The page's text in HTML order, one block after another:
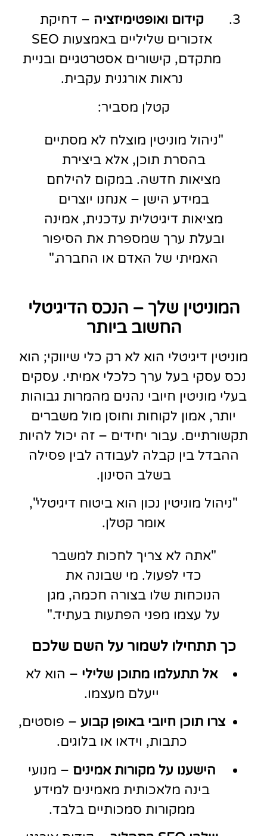
קידום ואופטימיזציה – דחיקת
אזכורים שליליים באמצעות SEO
מתקדם, קישורים אסטרטגיים ובניית
נראות אורגנית עקבית.
קטלן מסביר:
"ניהול מוניטין מוצלח לא מסתיים
בהסרת תוכן, אלא ביצירת
מציאות חדשה. במקום להילחם
במידע הישן – אנחנו יוצרים
מציאות דיגיטלית עדכנית, אמינה
ובעלת ערך שמספרת את הסיפור
האמיתי של האדם או החברה."
המוניטין שלך – הנכס הדיגיטלי
החשוב ביותר
מוניטין דיגיטלי הוא לא רק כלי שיווקי; הוא
נכס עסקי בעל ערך כלכלי אמיתי. עסקים
בעלי מוניטין חיובי נהנים מהמרות גבוהות
יותר, אמון לקוחות וחוסן מול משברים
תקשורתיים. עבור יחידים – זה יכול להיות
ההבדל בין קבלה לעבודה לבין פסילה
בשלב הסינון.
"ניהול מוניטין נכון הוא ביטוח דיגיטלי",
אומר קטלן.
"אתה לא צריך לחכות למשבר
כדי לפעול. מי שבונה את
הנוכחות שלו בצורה חכמה, מגן
על עצמו מפני הפתעות בעתיד."
כך תתחילו לשמור על השם שלכם
אל תתעלמו מתוכן שלילי – הוא לא
ייעלם מעצמו.
צרו תוכן חיובי באופן קבוע – פוסטים,
כתבות, וידאו או בלוגים.
הישענו על מקורות אמינים – מנועי
בינה מלאכותית מאמינים למידע
ממקורות סמכותיים בלבד.